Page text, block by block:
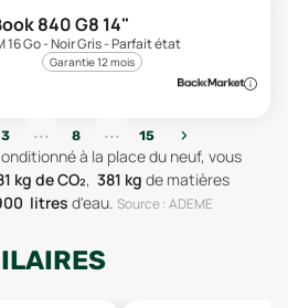
840 G8 14"
16 Go - Noir Gris - Parfait état
Garantie 12 mois
3 ... 8 ... 15
›
à la place du neuf, vous
kg de CO₂, 381 kg de matières
litres d'eau. Source : ADEME